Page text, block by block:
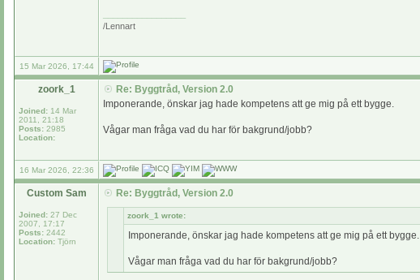
/Lennart
15 Mar 2026, 17:44
zoork_1
Joined: 14 Mar
2011, 21:18
Posts: 2985
Location:
Re: Byggtråd, Version 2.0
Imponerande, önskar jag hade kompetens att ge mig på ett bygge.
Vågar man fråga vad du har för bakgrund/jobb?
16 Mar 2026, 22:36
Custom Sam
Joined: 27 Dec
2007, 17:17
Posts: 2442
Location: Tjörn
Re: Byggtråd, Version 2.0
zoork_1 wrote:
Imponerande, önskar jag hade kompetens att ge mig på ett bygge.
Vågar man fråga vad du har för bakgrund/jobb?